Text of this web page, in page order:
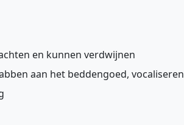
en kunnen verdwijnen
aan het beddengoed, vocaliseren